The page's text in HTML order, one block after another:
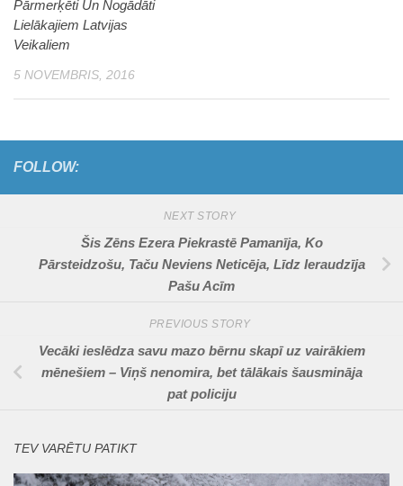
Pārmerķēti Un Nogādāti
Lielākajiem Latvijas
Veikaliem
5 NOVEMBRIS, 2016
FOLLOW:
NEXT STORY
Šis Zēns Ezera Piekrastē Pamanīja, Ko
Pārsteidzošu, Taču Neviens Neticēja, Līdz Ieraudzīja
Pašu Acīm
PREVIOUS STORY
Vecāki ieslēdza savu mazo bērnu skapī uz vairākiem
mēnešiem – Viņš nenomira, bet tālākais šausmināja
pat policiju
TEV VARĒTU PATIKT